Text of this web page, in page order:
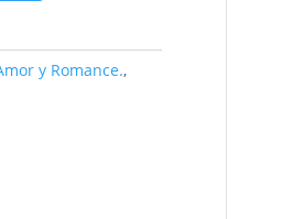
y Romance.,